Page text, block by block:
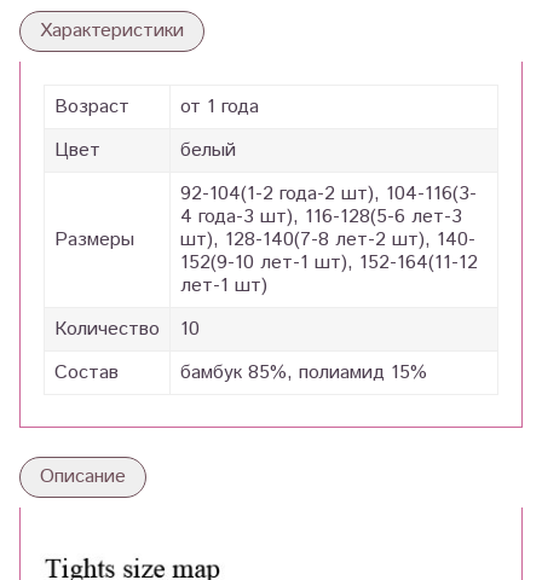
Характеристики
Возраст
от 1 года
Цвет
белый
Размеры
92-104(1-2 года-2 шт), 104-116(3-
4 года-3 шт), 116-128(5-6 лет-3
шт), 128-140(7-8 лет-2 шт), 140-
152(9-10 лет-1 шт), 152-164(11-12
лет-1 шт)
Количество
10
Состав
бамбук 85%, полиамид 15%
Описание